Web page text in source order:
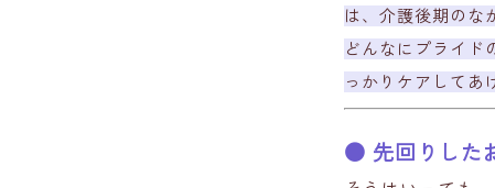
は、介護後期のな
どんなにプライド
っかりケアしてあ
● 先回りした